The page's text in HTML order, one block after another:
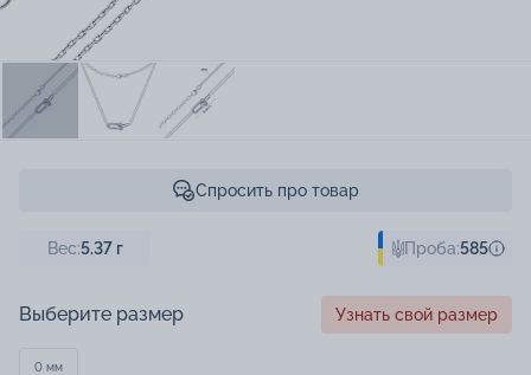
Спросить про товар
Вес:5.37г Проба:585
Выберите размер Узнать свой размер
0 мм